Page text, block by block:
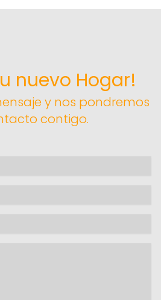
nuevo Hogar!
y nos pondremos
contigo.